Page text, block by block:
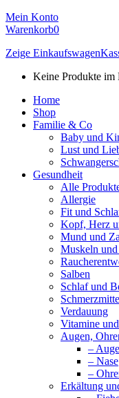
Mein Konto
Warenkorb0
Zeige Einkaufswagen
Keine Produkte im
Home
Shop
Familie & Co
Baby und
Lust und
Gesundheit
Alle
Allergie
Fit und
Kopf, Herz
Mund und
Muskeln
Salben
Schlaf und
Verdauung
Vitamine
Augen,
–
– Nase
–
Erkältung